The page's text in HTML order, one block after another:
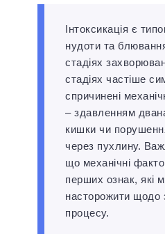
Інтоксикація є
нудоти та
стадіях
стадіях частіше
спричинені
– здавленням
кишки чи
через пухлину.
що механічні
перших ознак, які
насторожити щодо
процесу.